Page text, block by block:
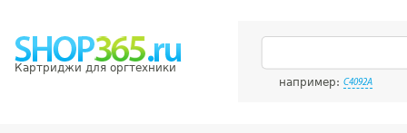
Картриджи для оргтехники
например: C4092A